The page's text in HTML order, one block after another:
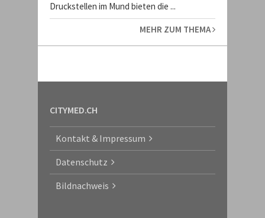
Druckstellen im Mund bieten die ...
MEHR ZUM THEMA
CITYMED.CH
Kontakt & Impressum
Datenschutz
Bildnachweis